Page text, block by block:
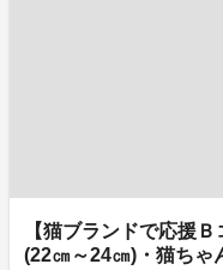
【猫ブランドで応援
(22㎝～24㎝)・猫ちゃ